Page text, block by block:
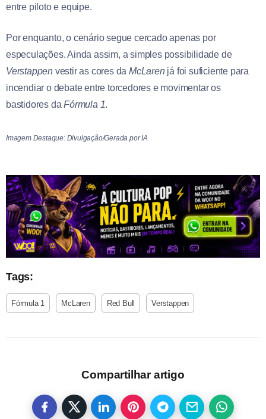
entre piloto e equipe.
Por enquanto, o cenário segue cercado apenas por
especulações. Ainda assim, a simples possibilidade de
Verstappen vestir as cores daMcLarenjá foi suficiente para
incendiar o debate entre torcedores e movimentar os
bastidores daFórmula 1.
Imagem Destaque: Divulgação/Gerada por IA
Tags:
Fórmula 1 McLaren Red Bull Verstappen
Compartilhar artigo